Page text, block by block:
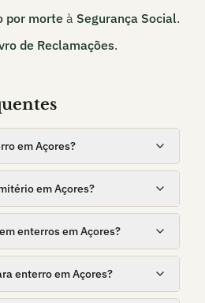
por morte à Segurança Social.
de Reclamações.
em Açores?
em Açores?
enterros em Açores?
enterro em Açores?